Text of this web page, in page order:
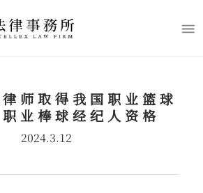
师取得我国职业篮球
业棒球经纪人资格
2024.3.12